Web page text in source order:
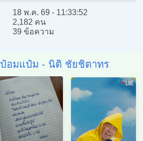
18 พ.ค. 69 - 11:33:52
2,182 คน
39 ข้อความ
ป๋อมแป๋ม - นิติ ชัยชิตาทร